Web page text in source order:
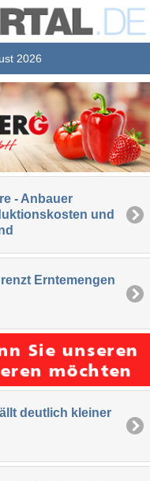
2026
- Anbauer
und
Erntemengen
deutlich kleiner